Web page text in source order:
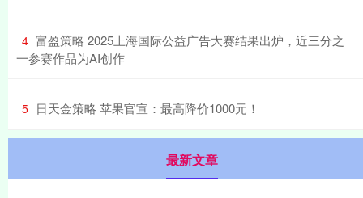
4 ​富盈策略 2025上海国际公益广告大赛结果出炉，近三分之
一参赛作品为AI创作
5 ​日天金策略 苹果官宣：最高降价1000元！
最新文章